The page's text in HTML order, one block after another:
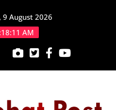
9 August 2026
AM